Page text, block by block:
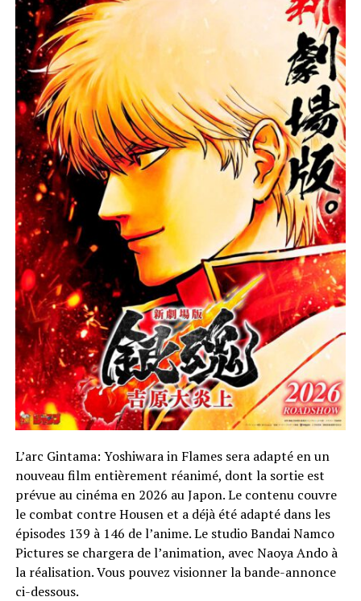
L’arc Gintama: Yoshiwara in Flames sera adapté en un
nouveau film entièrement réanimé, dont la sortie est
prévue au cinéma en 2026 au Japon. Le contenu couvre
le combat contre Housen et a déjà été adapté dans les
épisodes 139 à 146 de l’anime. Le studio Bandai Namco
Pictures se chargera de l’animation, avec Naoya Ando à
la réalisation. Vous pouvez visionner la bande-annonce
ci-dessous.